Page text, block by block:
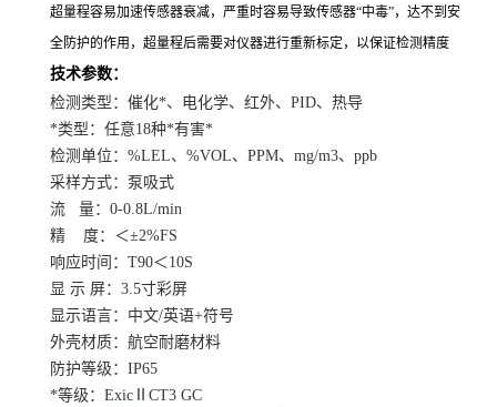
超量程容易加速传感器衰减，严重时容易导致传感器“中毒”，达不到安
全防护的作用，超量程后需要对仪器进行重新标定，以保证检测精度
技术参数：
检测类型：催化*、电化学、红外、PID、热导
*类型：任意18种*有害*
检测单位：%LEL、%VOL、PPM、mg/m3、ppb
采样方式：泵吸式
流 量：0-0.8L/min
精 度：＜±2%FS
响应时间：T90＜10S
显 示 屏：3.5寸彩屏
显示语言：中文/英语+符号
外壳材质：航空耐磨材料
防护等级：IP65
*等级：ExicⅡCT3 GC